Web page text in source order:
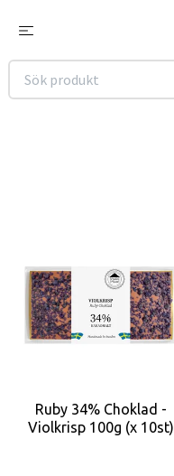
Ruby 34% Choklad -
Violkrisp 100g (x 10st)